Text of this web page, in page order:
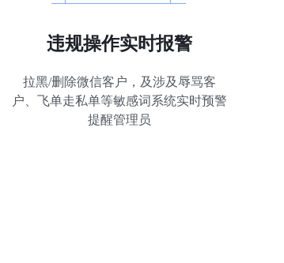
违规操作实时报警
拉黑/删除微信客户，及涉及辱骂客
户、飞单走私单等敏感词系统实时预警
提醒管理员